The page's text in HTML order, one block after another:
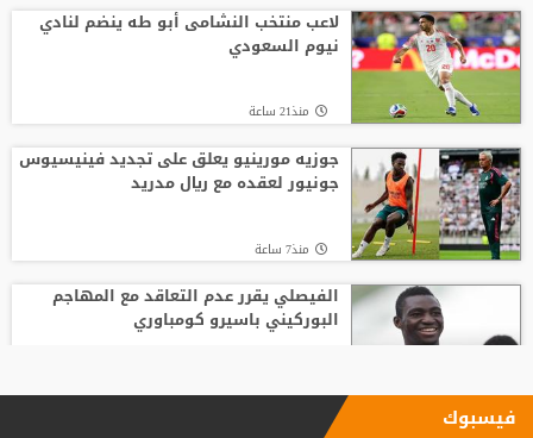
لاعب منتخب النشامى أبو طه ينضم لنادي
نيوم السعودي
منذ21 ساعة
جوزيه مورينيو يعلق على تجديد فينيسيوس
جونيور لعقده مع ريال مدريد
منذ7 ساعة
الفيصلي يقرر عدم التعاقد مع المهاجم
البوركيني باسيرو كومباوري
فيسبوك